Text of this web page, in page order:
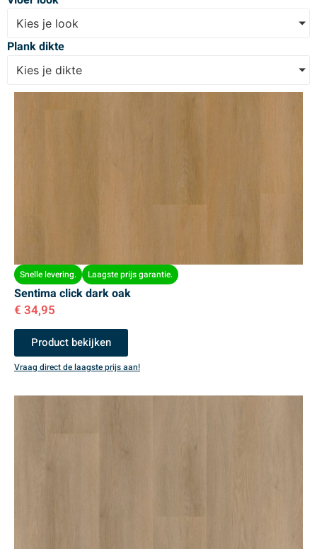
Kies je look
Plank dikte
Kies je dikte
Snelle levering. Laagste prijs garantie.
Sentima click dark oak
€ 34,95
Product bekijken
Vraag direct de laagste prijs aan!